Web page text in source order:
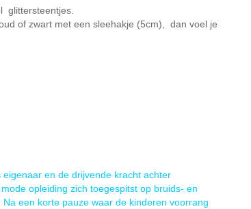
glittersteentjes.
of zwart met een sleehakje (5cm), dan voel je
eigenaar en de drijvende kracht achter
opleiding zich toegespitst op bruids- en
een korte pauze waar de kinderen voorrang